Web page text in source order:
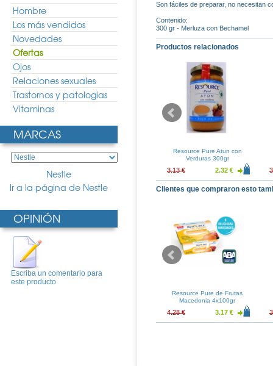
Hombre
Los más vendidos
Novedades
Ofertas
Ojos
Relaciones sexuales
Trastornos y patologias
Vitaminas
MARCAS
Nestle
Ir a la página de Nestle
OPINIÓN
Escriba un comentario para
este producto
Son fáciles de preparar, no necesitan
Contenido:
300 gr - Merluza con Bechamel
Productos relacionados
MASK 75ml
Sensilis Pure Perfection
Serum 30ml
44.64 €
Resource Pure Atun con
Verduras 300gr
3.13 € 2.32 €
Clientes que compraron esto
Resource Pure de Frutas
Macedonia 4x100gr
4.28 € 3.17 €